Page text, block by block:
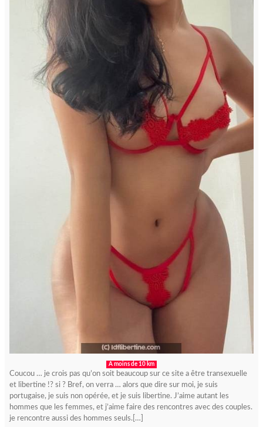
A moins de 10 km
Coucou … je crois pas qu’on soit beaucoup sur ce site a être transexuelle
et libertine !? si ? Bref, on verra … alors que dire sur moi, je suis
portugaise, je suis non opérée, et je suis libertine. J’aime autant les
hommes que les femmes, et j’aime faire des rencontres avec des couples.
je rencontre aussi des hommes seuls.[…]